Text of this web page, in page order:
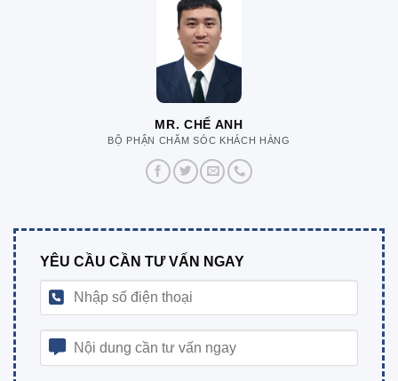
MR. CHẾ ANH
BỘ PHẬN CHĂM SÓC KHÁCH HÀNG
YÊU CẦU CẦN TƯ VẤN NGAY